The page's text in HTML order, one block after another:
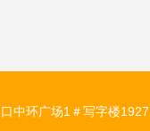
中环广场1＃写字楼